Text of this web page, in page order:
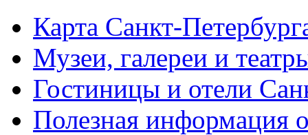
Карта Санкт-
Музеи, галереи и
Гостиницы и отели
Полезная информация